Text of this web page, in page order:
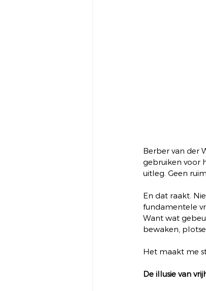
Berber van der
gebruiken voor
uitleg. Geen
En dat raakt.
fundamentele
Want wat
bewaken,
Het maakt me
De illusie van